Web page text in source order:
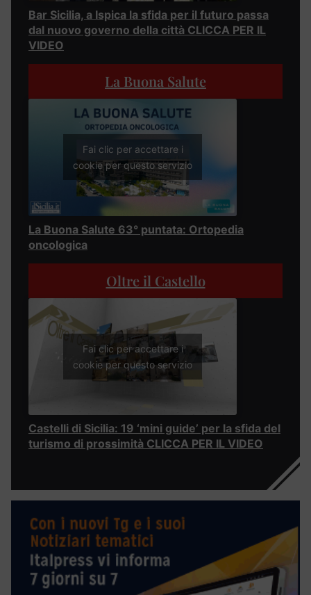
Bar Sicilia, a Ispica la sfida per il futuro passa
dal nuovo governo della città CLICCA PER IL
VIDEO
La Buona Salute
Fai clic per accettare i
cookie per questo servizio
La Buona Salute 63° puntata: Ortopedia
oncologica
Oltre il Castello
Fai clic per accettare i
cookie per questo servizio
Castelli di Sicilia: 19 ‘mini guide’ per la sfida del
turismo di prossimità CLICCA PER IL VIDEO